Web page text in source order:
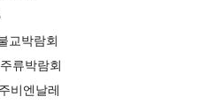
교박람회
류박람회
비엔날레